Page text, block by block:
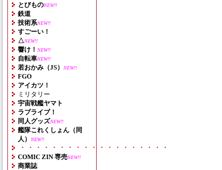
とびものNEW!!
鉄道
技術系NEW!!
すごーい！
△NEW!!
響け！ NEW!!
自転車NEW!!
若おかみ（JS） NEW!!
FGO
アイカツ！
ミリタリー
宇宙戦艦ヤマト
ラブライブ！
同人グッズNEW!!
艦隊これくしょん（同
人）
NEW!!
・・・・・・・・・・・・・・・・・・・
COMIC ZIN 専売NEW!!
商業誌